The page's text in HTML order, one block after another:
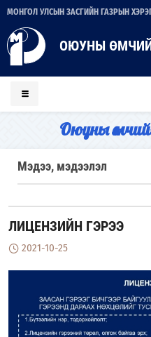
МОНГОЛ УЛСЫН ЗАСГИЙН ГАЗРЫН
ОЮУНЫ
Оюуны
Мэдээ, мэдээлэл
ЛИЦЕНЗИЙН ГЭРЭЭ
2021-10-25